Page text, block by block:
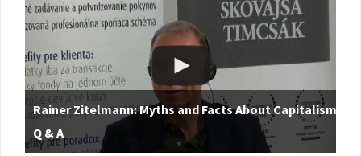
Rainer Zitelmann: Myths and Facts About Capitalism |
Q & A